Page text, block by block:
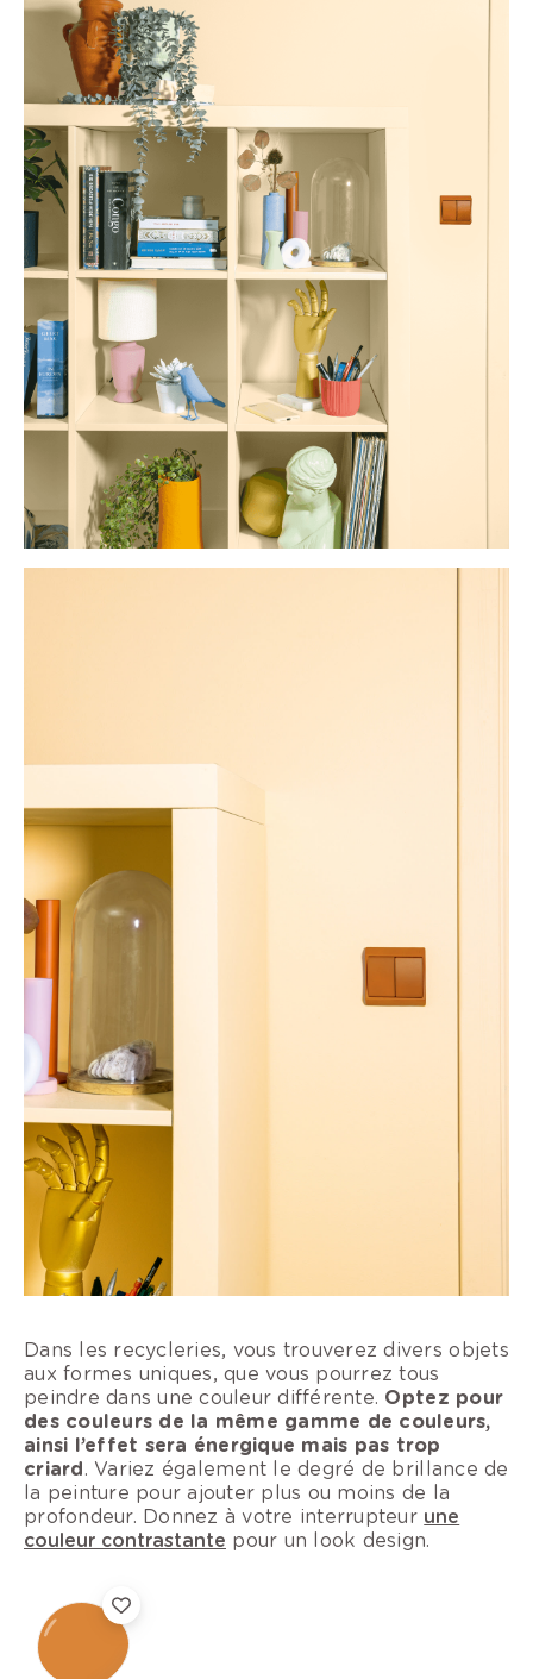
Dans les recycleries, vous trouverez divers objets
aux formes uniques, que vous pourrez tous
peindre dans une couleur différente. Optez pour
des couleurs de la même gamme de couleurs,
ainsi l’effet sera énergique mais pas trop
criard. Variez également le degré de brillance de
la peinture pour ajouter plus ou moins de la
profondeur. Donnez à votre interrupteur une
couleur contrastante pour un look design.